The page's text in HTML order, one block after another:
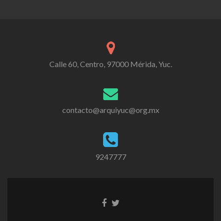
Calle 60, Centro, 97000 Mérida, Yuc.
contacto@arquiyuc@org.mx
9247777